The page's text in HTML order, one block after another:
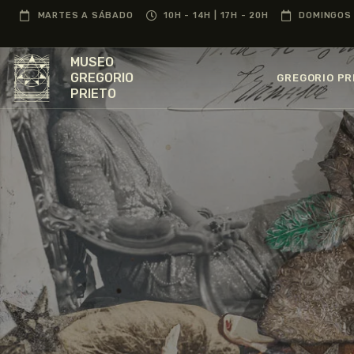
MARTES A SÁBADO 10H - 14H | 17H - 20H
MUSEO
GREGORIO
PRIETO
GREGORIO